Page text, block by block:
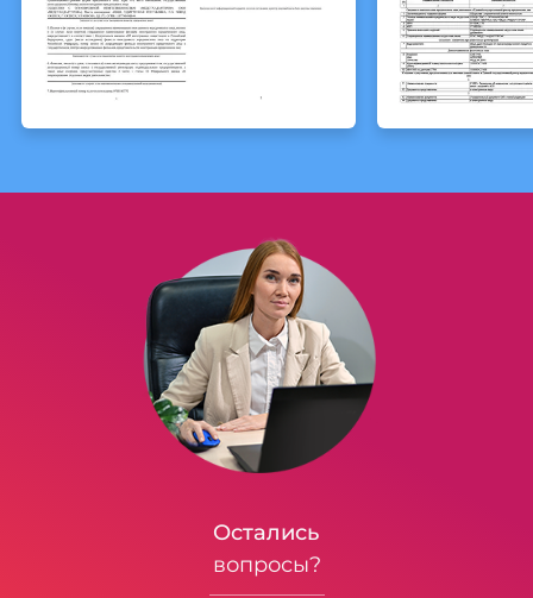
Остались
вопросы?